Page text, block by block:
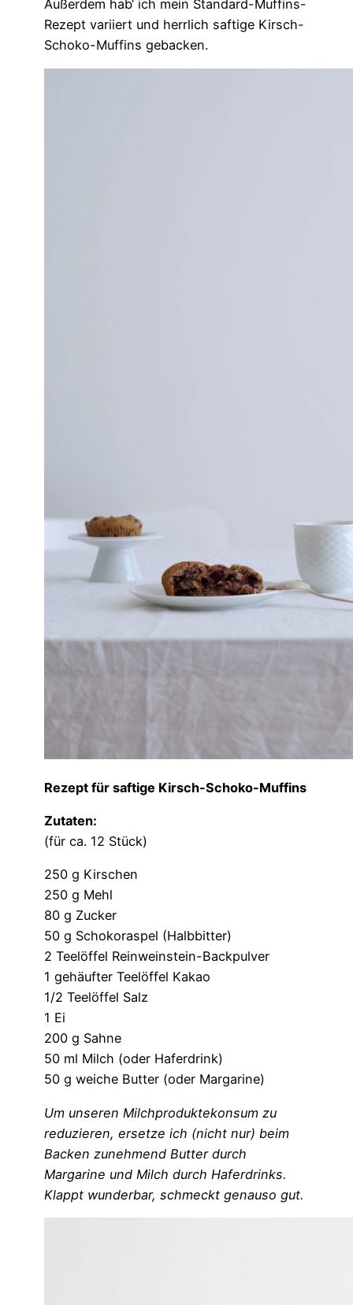
Außerdem hab‘ ich mein Standard-Muffins-
Rezept variiert und herrlich saftige Kirsch-
Schoko-Muffins gebacken.
Rezept für saftige Kirsch-Schoko-Muffins
Zutaten:
(für ca. 12 Stück)
250 g Kirschen
250 g Mehl
80 g Zucker
50 g Schokoraspel (Halbbitter)
2 Teelöffel Reinweinstein-Backpulver
1 gehäufter Teelöffel Kakao
1/2 Teelöffel Salz
1 Ei
200 g Sahne
50 ml Milch (oder Haferdrink)
50 g weiche Butter (oder Margarine)
Um unseren Milchproduktekonsum zu
reduzieren, ersetze ich (nicht nur) beim
Backen zunehmend Butter durch
Margarine und Milch durch Haferdrinks.
Klappt wunderbar, schmeckt genauso gut.